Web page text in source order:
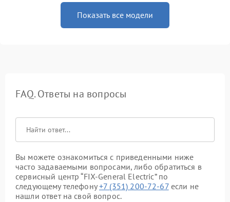
Показать все модели
FAQ. Ответы на вопросы
Вы можете ознакомиться с приведенными ниже
часто задаваемыми вопросами, либо обратиться в
сервисный центр “FIX-General Electric” по
следующему телефону+7 (351) 200-72-67если не
нашли ответ на свой вопрос.